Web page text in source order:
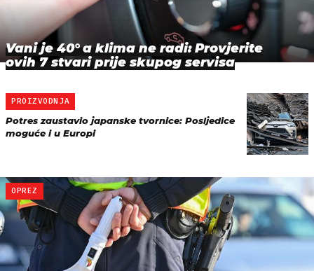
Vani je 40° a klima ne radi: Provjerite
ovih 7 stvari prije skupog servisa
PROIZVODNJA
Potres zaustavio japanske tvornice: Posljedice
moguće i u Europi
OPREZ